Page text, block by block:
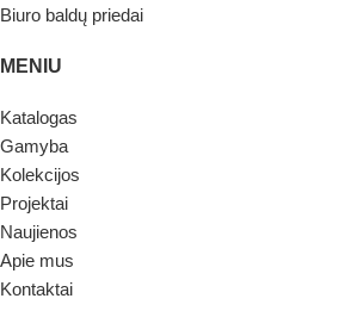
Biuro baldų priedai
MENIU
Katalogas
Gamyba
Kolekcijos
Projektai
Naujienos
Apie mus
Kontaktai